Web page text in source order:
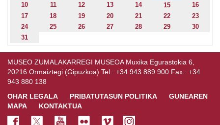
10
11 12 13 14 15
16
17
18 19 20 21 22
23
24
25 26 27 28 29
30
31
MUSEO ZUMALAKARREGI MUSEOA Muxika Egurastokia 6,
20216 Ormaiztegi (Gipuzkoa) Tel.: +34 943 889 900 Fax.: +34
943 880 138
OHAR LEGALA
PRIBATUTASUN POLITIKA
GUNEAREN
MAPA
KONTAKTUA